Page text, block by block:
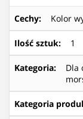
Cechy: Kolor
Ilość sztuk: 1
Kategoria:
Dla
Kategoria